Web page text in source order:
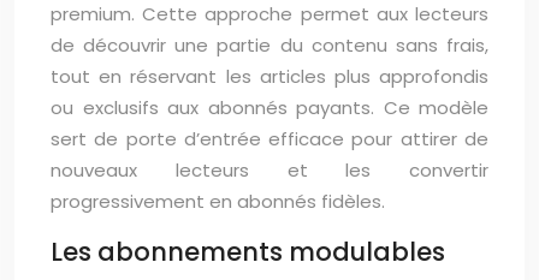
premium. Cette approche permet aux lecteurs
de découvrir une partie du contenu sans frais,
tout en réservant les articles plus approfondis
ou exclusifs aux abonnés payants. Ce modèle
sert de porte d’entrée efficace pour attirer de
nouveaux lecteurs et les convertir
progressivement en abonnés fidèles.
Les abonnements modulables